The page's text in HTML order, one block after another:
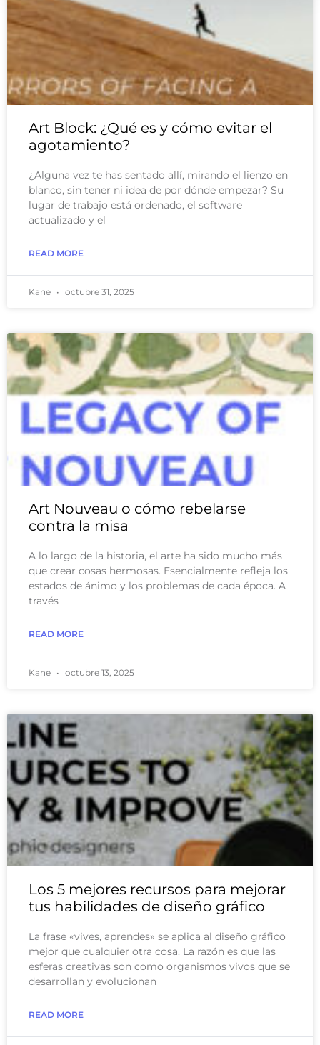
Art Block: ¿Qué es y cómo evitar el
agotamiento?
¿Alguna vez te has sentado allí, mirando el lienzo en
blanco, sin tener ni idea de por dónde empezar? Su
lugar de trabajo está ordenado, el software
actualizado y el
READ MORE
Kane octubre 31, 2025
Art Nouveau o cómo rebelarse
contra la misa
A lo largo de la historia, el arte ha sido mucho más
que crear cosas hermosas. Esencialmente refleja los
estados de ánimo y los problemas de cada época. A
través
READ MORE
Kane octubre 13, 2025
Los 5 mejores recursos para mejorar
tus habilidades de diseño gráfico
La frase «vives, aprendes» se aplica al diseño gráfico
mejor que cualquier otra cosa. La razón es que las
esferas creativas son como organismos vivos que se
desarrollan y evolucionan
READ MORE